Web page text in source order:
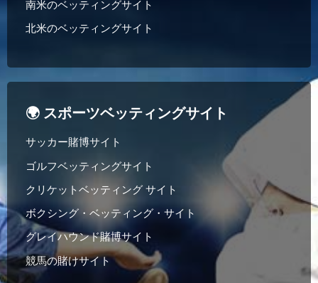
南米のベッティングサイト
北米のベッティングサイト
🌍 スポーツベッティングサイト
サッカー賭博サイト
ゴルフベッティングサイト
クリケットベッティング サイト
ボクシング・ベッティング・サイト
グレイハウンド賭博サイト
競馬の賭けサイト